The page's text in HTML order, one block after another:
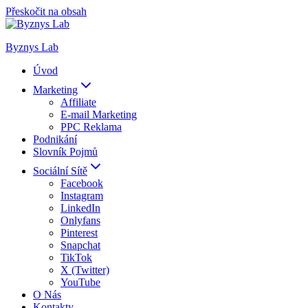
Přeskočit na obsah
Byznys Lab
Úvod
Marketing
Affiliate
E-mail Marketing
PPC Reklama
Podnikání
Slovník Pojmů
Sociální Sítě
Facebook
Instagram
LinkedIn
Onlyfans
Pinterest
Snapchat
TikTok
X (Twitter)
YouTube
O Nás